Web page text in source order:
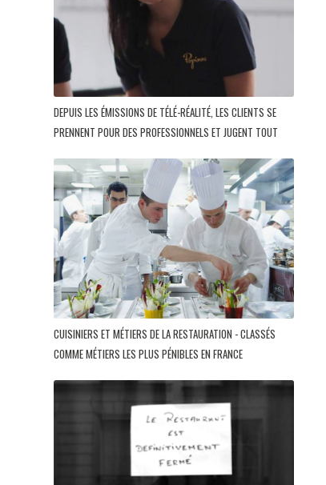
DEPUIS LES ÉMISSIONS DE TÉLÉ-RÉALITÉ, LES CLIENTS SE
PRENNENT POUR DES PROFESSIONNELS ET JUGENT TOUT
CUISINIERS ET MÉTIERS DE LA RESTAURATION - CLASSÉS
COMME MÉTIERS LES PLUS PÉNIBLES EN FRANCE